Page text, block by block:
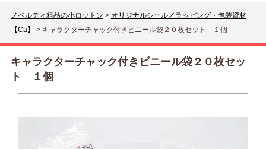
ノベルティ粗品の小ロットン > オリジナルシール／ラッピング・包装資材
【Ca】
> キャラクターチャック付きビニール袋２０枚セット １個
キャラクターチャック付きビニール袋２０枚セッ
ト １個